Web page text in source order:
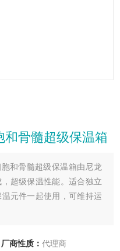
和骨髓超级保温箱
和骨髓超级保温箱由尼龙
超级保温性能。适合独立
元件一起使用，可维持运
厂商性质： 代理商